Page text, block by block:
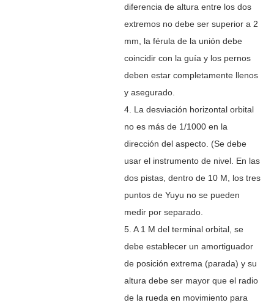
diferencia de altura entre los dos
extremos no debe ser superior a 2
mm, la férula de la unión debe
coincidir con la guía y los pernos
deben estar completamente llenos
y asegurado.
4. La desviación horizontal orbital
no es más de 1/1000 en la
dirección del aspecto. (Se debe
usar el instrumento de nivel. En las
dos pistas, dentro de 10 M, los tres
puntos de Yuyu no se pueden
medir por separado.
5. A 1 M del terminal orbital, se
debe establecer un amortiguador
de posición extrema (parada) y su
altura debe ser mayor que el radio
de la rueda en movimiento para